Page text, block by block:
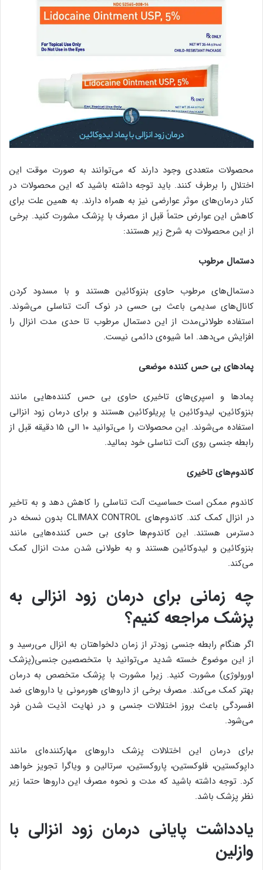
محصولات متعددی وجود دارند که می‌توانند به صورت موقت این
اختلال را برطرف کنند. باید توجه داشته باشید که این محصولات در
کنار درمان‌های موثر عوارضی نیز به همراه دارند. به همین علت برای
کاهش این عوارض حتماً قبل از مصرف با پزشک مشورت کنید. برخی
از این محصولات به شرح زیر هستند:
دستمال مرطوب
دستمال‌های مرطوب حاوی بنزوکائین هستند و با مسدود کردن
کانال‌های سدیمی باعث بی حسی در نوک آلت تناسلی می‌شوند.
استفاده طولانی‌مدت از این دستمال مرطوب تا حدی مدت انزال را
افزایش می‌دهد. اما شیوه‌ی دائمی نیست.
پمادهای بی حس کننده موضعی
پمادها و اسپری‌های تاخیری حاوی بی حس کننده‌هایی مانند
بنزوکائین، لیدوکائین یا پریلوکائین هستند و برای درمان زود انزالی
استفاده می‌شوند. این محصولات را می‌توانید ۱۰ الی ۱۵ دقیقه قبل از
رابطه جنسی روی آلت تناسلی خود بمالید.
کاندوم‌های تاخیری
کاندوم ممکن است حساسیت آلت تناسلی را کاهش دهد و به تاخیر
در انزال کمک کند. کاندوم‌های CLIMAX CONTROL بدون نسخه در
دسترس هستند. این کاندوم‌ها حاوی بی حس کننده‌هایی مانند
بنزوکائین و لیدوکائین هستند و به طولانی شدن مدت انزال کمک
می‌کند.
چه زمانی برای درمان زود انزالی به
پزشک مراجعه کنیم؟
اگر هنگام رابطه جنسی زودتر از زمان دلخواهتان به انزال می‌رسید و
از این موضوع خسته شدید می‌توانید با متخصصین جنسی(پزشک
اورولوژی) مشورت کنید. زیرا مشورت با پزشک متخصص به درمان
بهتر کمک می‌کند. مصرف برخی از داروهای هورمونی یا داروهای ضد
افسردگی باعث بروز اختلالات جنسی و در نهایت اذیت شدن فرد
می‌شود.
برای درمان این اختلالات پزشک داروهای مهارکننده‌ای مانند
داپوکستین، فلوکستین، پاروکستین، سرتالین و ویاگرا تجویز خواهد
کرد. توجه داشته باشید که مدت و نحوه مصرف این داروها حتما زیر
نظر پزشک باشد.
یادداشت پایانی درمان زود انزالی با
وازلین